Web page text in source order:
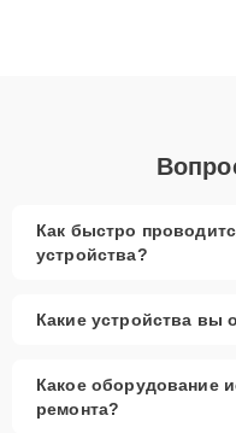
Как быстро
устройства?
Какие устройства вы
Какое оборудование
ремонта?